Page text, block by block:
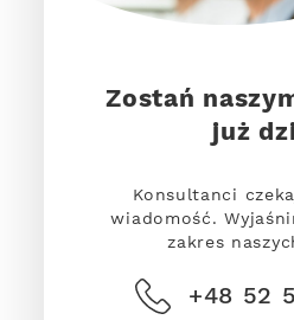
Zostań
już
Konsultanci
wiadomość.
zakres
+48 52